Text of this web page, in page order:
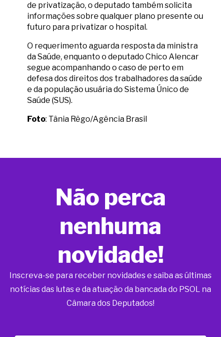
de privatização, o deputado também solicita
informações sobre qualquer plano presente ou
futuro para privatizar o hospital.
O requerimento aguarda resposta da ministra
da Saúde, enquanto o deputado Chico Alencar
segue acompanhando o caso de perto em
defesa dos direitos dos trabalhadores da saúde
e da população usuária do Sistema Único de
Saúde (SUS).
Foto: Tânia Rêgo/Agência Brasil
Não perca
nenhuma
novidade!
Inscreva-se para receber novidades e saiba as últimas
notícias das lutas e da atuação da bancada do PSOL na
Câmara dos Deputados!